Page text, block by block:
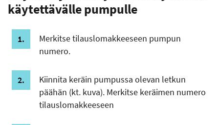
käytettävälle pumpulle
Merkitse tilauslomakkeeseen pumpun
numero.
Kiinnita keräin pumpussa olevan letkun
päähän (kt. kuva). Merkitse keräimen numero
tilauslomakkeeseen